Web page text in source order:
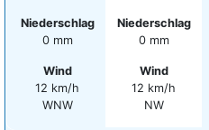
Niederschlag
0 mm
Wind
12 km/h
WNW
Niederschlag
0 mm
Wind
12 km/h
NW